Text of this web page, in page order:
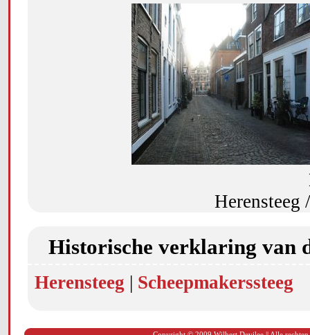
Herensteeg
Historische verklaring van
Herensteeg | Scheepmakerssteeg